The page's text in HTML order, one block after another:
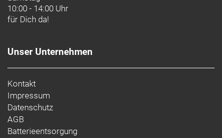
10:00 - 14:00 Uhr
für Dich da!
Unser Unternehmen
Kontakt
Impressum
Datenschutz
AGB
Batterieentsorgung